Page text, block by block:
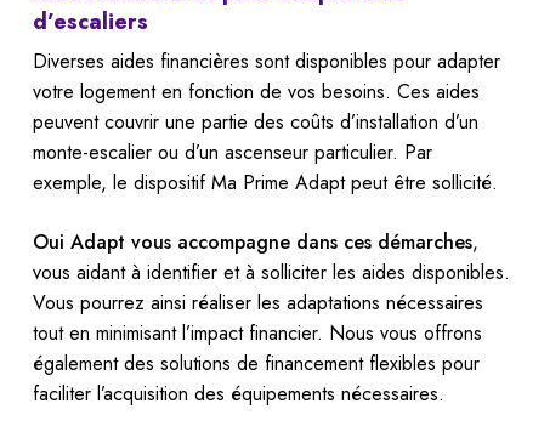
d’escaliers
Diverses aides financières sont disponibles pour adapter
votre logement en fonction de vos besoins. Ces aides
peuvent couvrir une partie des coûts d’installation d’un
monte-escalier ou d’un ascenseur particulier. Par
exemple, le dispositif Ma Prime Adapt peut être sollicité.
Oui Adapt vous accompagne dans ces démarches,
vous aidant à identifier et à solliciter les aides disponibles.
Vous pourrez ainsi réaliser les adaptations nécessaires
tout en minimisant l’impact financier. Nous vous offrons
également des solutions de financement flexibles pour
faciliter l’acquisition des équipements nécessaires.